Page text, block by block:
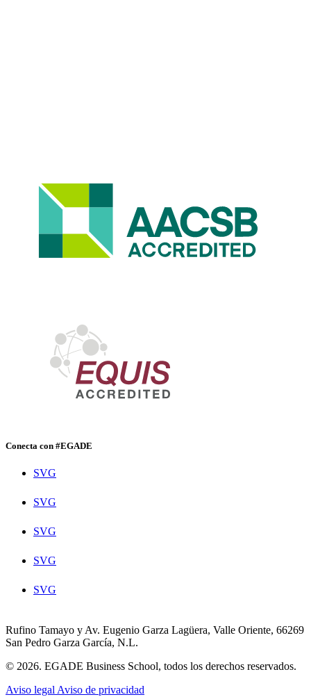
Conecta con #EGADE
SVG
SVG
SVG
SVG
SVG
Rufino Tamayo y Av. Eugenio Garza Lagüera, Valle Oriente, 66269
San Pedro Garza García, N.L.
© 2026. EGADE Business School, todos los derechos reservados.
Aviso legal Aviso de privacidad